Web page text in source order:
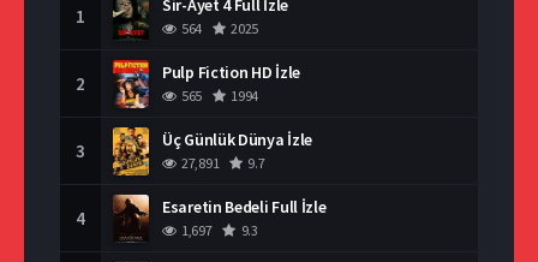
1 Sir-Ayet 4 Full İzle
564 2025
2 Pulp Fiction HD İzle
565 1994
3 Üç Günlük Dünya İzle
27,891 9.7
4 Esaretin Bedeli Full İzle
1,697 9.3